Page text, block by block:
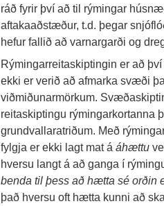
ráð fyrir því að til rýmingar
aftakaaðstæður, t.d. þegar
hefur fallið að varnargarði og
Rýmingarreitaskiptingin er að
ekki er verið að afmarka svæði
viðmiðunarmörkum.
reitaskiptingu rýmingarkortanna
grundvallaratriðum. Með
fylgja er ekki lagt mat á áhættu
hversu langt á að ganga í
benda til þess að hætta sé orðin
það hversu oft hætta kunni að